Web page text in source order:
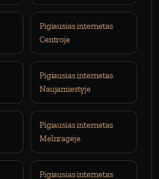
Pigiausias internetas
Centroje
Pigiausias internetas
Naujamiestyje
Pigiausias internetas
Melnragėje
Pigiausias internetas